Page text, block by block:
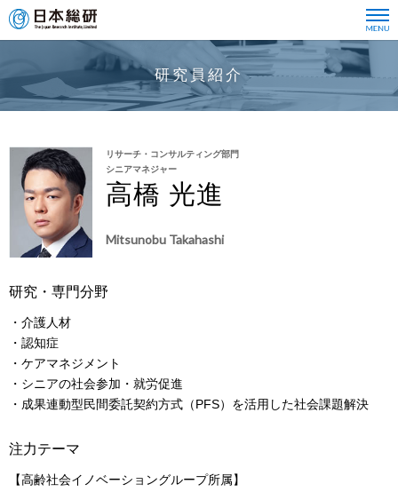
研究員紹介
リサーチ・コンサルティング部門
シニアマネジャー
高橋 光進
Mitsunobu Takahashi
研究・専門分野
・介護人材
・認知症
・ケアマネジメント
・シニアの社会参加・就労促進
・成果連動型民間委託契約方式（PFS）を活用した社会課題解決
注力テーマ
【高齢社会イノベーショングループ所属】